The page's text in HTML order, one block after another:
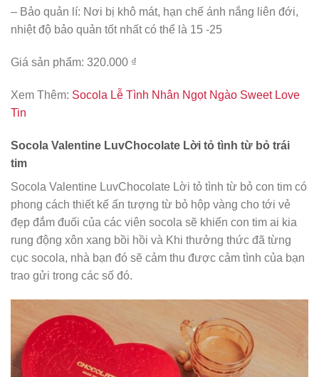
– Bảo quản lí: Nơi bị khô mát, hạn chế ánh nắng liên đới,
nhiệt độ bảo quản tốt nhất có thể là 15 -25
Giá sản phẩm: 320.000 ₫
Xem Thêm: Socola Lễ Tình Nhân Ngọt Ngào Sweet Love
Tin
Socola Valentine LuvChocolate Lời tỏ tình từ bỏ trái
tim
Socola Valentine LuvChocolate Lời tỏ tình từ bỏ con tim có
phong cách thiết kế ấn tượng từ bỏ hộp vàng cho tới vẻ
đẹp đắm đuối của các viên socola sẽ khiến con tim ai kia
rung động xôn xang bồi hồi và Khi thưởng thức đã từng
cục socola, nhà bạn đó sẽ cảm thu được cảm tình của bạn
trao gửi trong các số đó.